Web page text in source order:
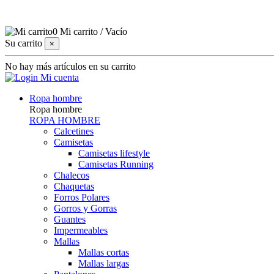
0 Mi carrito /Vacío
Su carrito
×
No hay más artículos en su carrito
Mi cuenta
Ropa hombre
Ropa hombre
ROPA HOMBRE
Calcetines
Camisetas
Camisetas lifestyle
Camisetas Running
Chalecos
Chaquetas
Forros Polares
Gorros y Gorras
Guantes
Impermeables
Mallas
Mallas cortas
Mallas largas